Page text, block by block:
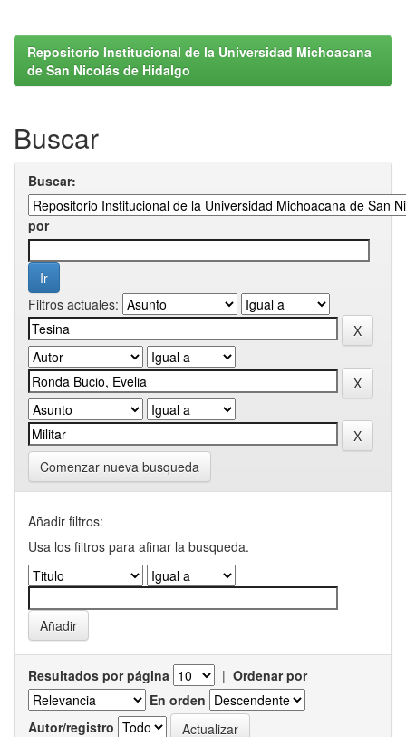
Repositorio Institucional de la Universidad Michoacana
de San Nicolás de Hidalgo
Buscar
Buscar:
por
Filtros actuales:
Comenzar nueva busqueda
Añadir filtros:
Usa los filtros para afinar la busqueda.
Resultados por página | Ordenar por
En orden
Autor/registro